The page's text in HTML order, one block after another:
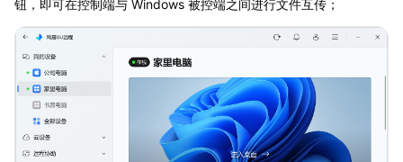
钮，即可在控制端与 Windows 被控端之间进行文件互传；